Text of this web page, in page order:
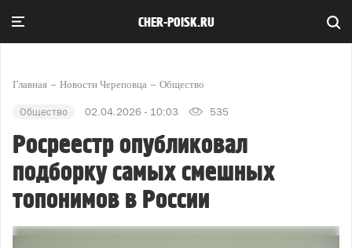
CHER-POISK.RU
Главная Новости Череповца Общество
Общество 02.04.2026 - 10:03 535
Росреестр опубликовал
подборку самых смешных
топонимов в России